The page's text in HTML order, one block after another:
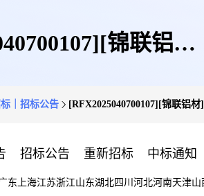
锦联铝材]
｜招标公告 [RFX2025040700107][锦联铝
招标公告 重新招标 中标通知
东 上海江苏浙江山东湖北四川 河北河南天津山